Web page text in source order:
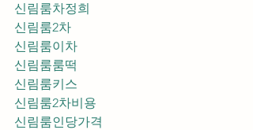
신림룸차정희
신림룸2차
신림룸이차
신림룸룸떡
신림룸키스
신림룸2차비용
신림룸인당가격